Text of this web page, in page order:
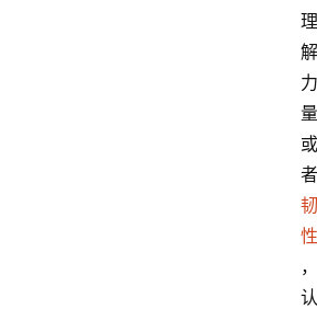
理
解
力
量
或
者
韧
性
，
认